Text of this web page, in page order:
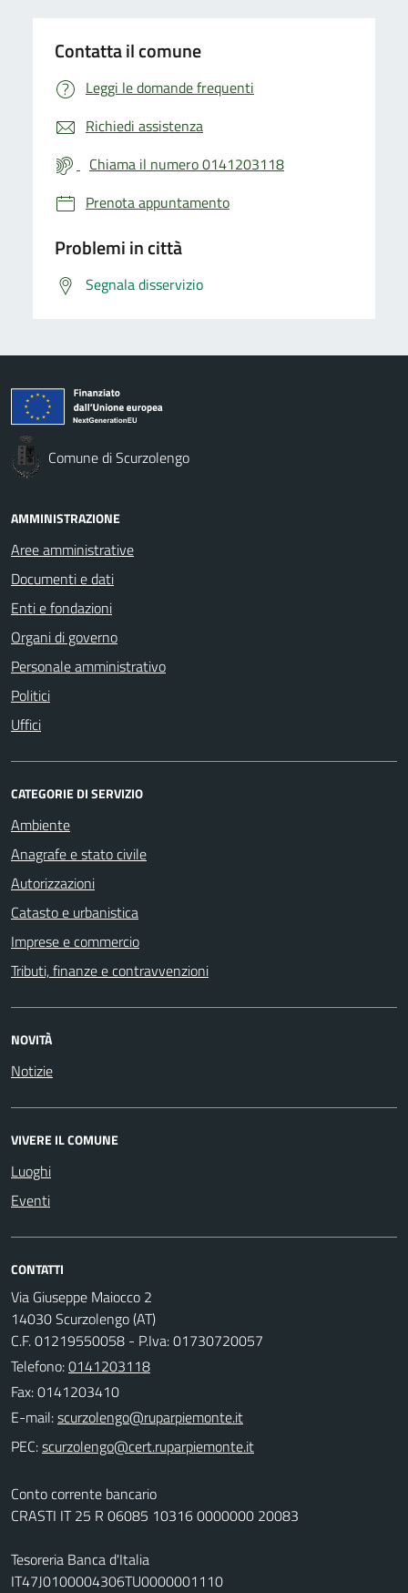
Contatta il comune
Leggi le domande frequenti
Richiedi assistenza
Chiama il numero 0141203118
Prenota appuntamento
Problemi in città
Segnala disservizio
Comune di Scurzolengo
AMMINISTRAZIONE
Aree amministrative
Documenti e dati
Enti e fondazioni
Organi di governo
Personale amministrativo
Politici
Uffici
CATEGORIE DI SERVIZIO
Ambiente
Anagrafe e stato civile
Autorizzazioni
Catasto e urbanistica
Imprese e commercio
Tributi, finanze e contravvenzioni
NOVITÀ
Notizie
VIVERE IL COMUNE
Luoghi
Eventi
CONTATTI
Via Giuseppe Maiocco 2
14030 Scurzolengo (AT)
C.F. 01219550058 - P.Iva: 01730720057
Telefono:0141203118
Fax: 0141203410
E-mail:
PEC:
Conto corrente bancario
CRASTI IT 25 R 06085 10316 0000000 20083
Tesoreria Banca d'Italia
IT47J0100004306TU0000001110